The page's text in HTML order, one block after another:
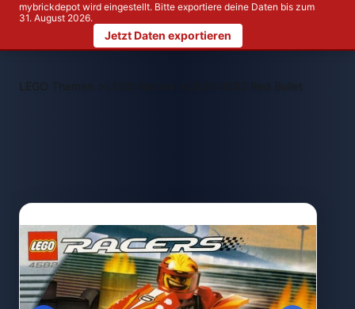
mybrickdepot wird eingestellt. Bitte exportiere deine Daten bis zum
31. August 2026.
Jetzt Daten exportieren
LEGO Themen > LEGO 4582 Red Bullet